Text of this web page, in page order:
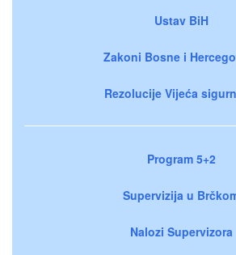
Ustav BiH
Zakoni Bosne i
Rezolucije Vijeća
Program 5+2
Supervizija u
Nalozi Supervizora